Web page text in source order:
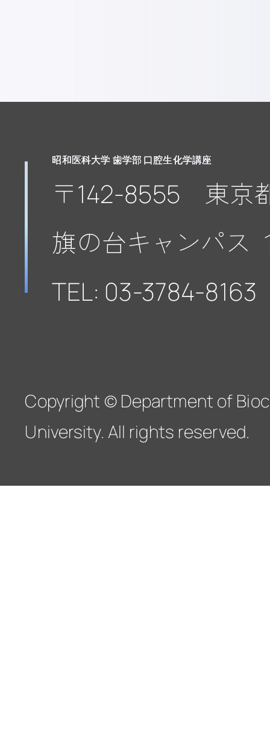
昭和医科大学 歯学部 口腔生化学講座
〒142-8555 東京
旗の台キャンパス
TEL: 03-3784-
Copyright © Department of
University. All rights reserved.